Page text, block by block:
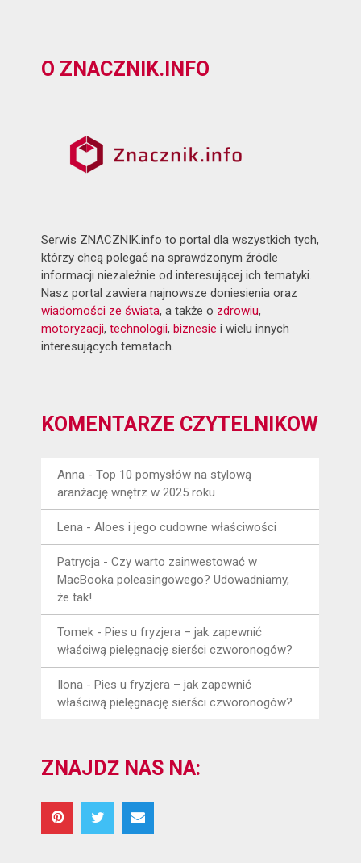
O ZNACZNIK.INFO
Serwis ZNACZNIK.info to portal dla wszystkich tych,
którzy chcą polegać na sprawdzonym źródle
informacji niezależnie od interesującej ich tematyki.
Nasz portal zawiera najnowsze doniesienia oraz
wiadomości ze świata, a także o zdrowiu,
motoryzacji,technologii,biznesie i wielu innych
interesujących tematach.
KOMENTARZE CZYTELNIKÓW
Anna -Top 10 pomysłów na stylową
aranżację wnętrz w 2025 roku
Lena -Aloes i jego cudowne właściwości
Patrycja -Czy warto zainwestować w
MacBooka poleasingowego? Udowadniamy,
że tak!
Tomek -Pies u fryzjera – jak zapewnić
właściwą pielęgnację sierści czworonogów?
Ilona -Pies u fryzjera – jak zapewnić
właściwą pielęgnację sierści czworonogów?
ZNAJDŹ NAS NA: